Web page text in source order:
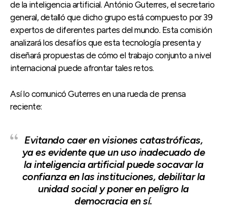
de la inteligencia artificial. António Guterres, el secretario
general, detalló que dicho grupo está compuesto por 39
expertos de diferentes partes del mundo. Esta comisión
analizará los desafíos que esta tecnología presenta y
diseñará propuestas de cómo el trabajo conjunto a nivel
internacional puede afrontar tales retos.
Así lo comunicó Guterres en una rueda de prensa
reciente:
Evitando caer en visiones catastróficas,
ya es evidente que un uso inadecuado de
la inteligencia artificial puede socavar la
confianza en las instituciones, debilitar la
unidad social y poner en peligro la
democracia en sí.